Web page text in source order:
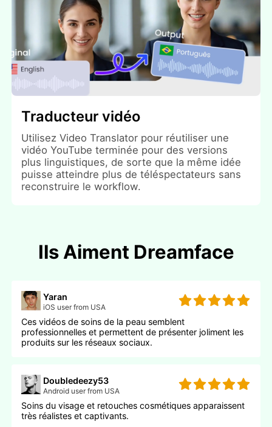
Traducteur vidéo
Utilisez Video Translator pour réutiliser une
vidéo YouTube terminée pour des versions
plus linguistiques, de sorte que la même idée
puisse atteindre plus de téléspectateurs sans
reconstruire le workflow.
Ils Aiment Dreamface
Yaran
iOS user from USA
Ces vidéos de soins de la peau semblent
professionnelles et permettent de présenter joliment les
produits sur les réseaux sociaux.
Doubledeezy53
Android user from USA
Soins du visage et retouches cosmétiques apparaissent
très réalistes et captivants.